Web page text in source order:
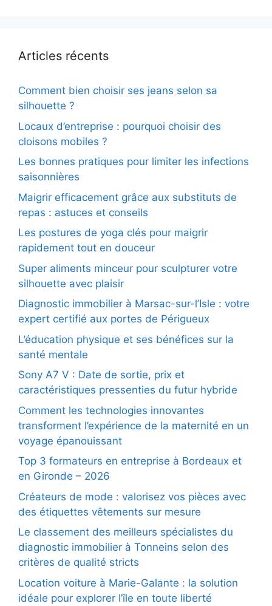
Articles récents
Comment bien choisir ses jeans selon sa
silhouette ?
Locaux d’entreprise : pourquoi choisir des
cloisons mobiles ?
Les bonnes pratiques pour limiter les infections
saisonnières
Maigrir efficacement grâce aux substituts de
repas : astuces et conseils
Les postures de yoga clés pour maigrir
rapidement tout en douceur
Super aliments minceur pour sculpturer votre
silhouette avec plaisir
Diagnostic immobilier à Marsac-sur-l’Isle : votre
expert certifié aux portes de Périgueux
L’éducation physique et ses bénéfices sur la
santé mentale
Sony A7 V : Date de sortie, prix et
caractéristiques pressenties du futur hybride
Comment les technologies innovantes
transforment l’expérience de la maternité en un
voyage épanouissant
Top 3 formateurs en entreprise à Bordeaux et
en Gironde – 2026
Créateurs de mode : valorisez vos pièces avec
des étiquettes vêtements sur mesure
Le classement des meilleurs spécialistes du
diagnostic immobilier à Tonneins selon des
critères de qualité stricts
Location voiture à Marie-Galante : la solution
idéale pour explorer l’île en toute liberté